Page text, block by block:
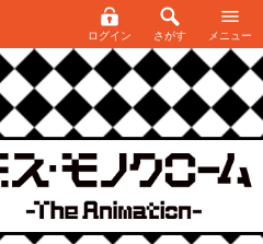
ログイン さがす メニュー